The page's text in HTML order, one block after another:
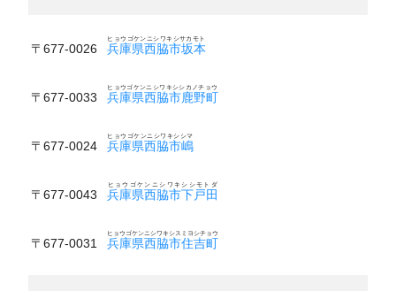
〒677-0026 兵庫県西脇市坂本
ヒョウゴケンニシワキシサカモト
〒677-0033 兵庫県西脇市鹿野町
ヒョウゴケンニシワキシシカノチョウ
〒677-0024 兵庫県西脇市嶋
ヒョウゴケンニシワキシシマ
〒677-0043 兵庫県西脇市下戸田
ヒョウゴケンニシワキシシモトダ
〒677-0031 兵庫県西脇市住吉町
ヒョウゴケンニシワキシスミヨシチョウ